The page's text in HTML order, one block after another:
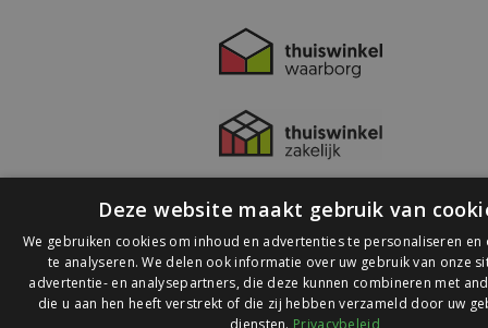
© 2026 Ledlichtdiscounter.nl
Deze website maakt gebruik van
We gebruiken cookies om inhoud en advertenties te personaliseren en
te analyseren. We delen ook informatie over uw gebruik van onze
advertentie- en analysepartners, die deze kunnen combineren met
die u aan hen heeft verstrekt of die zij hebben verzameld door uw
diensten. Privacybeleid